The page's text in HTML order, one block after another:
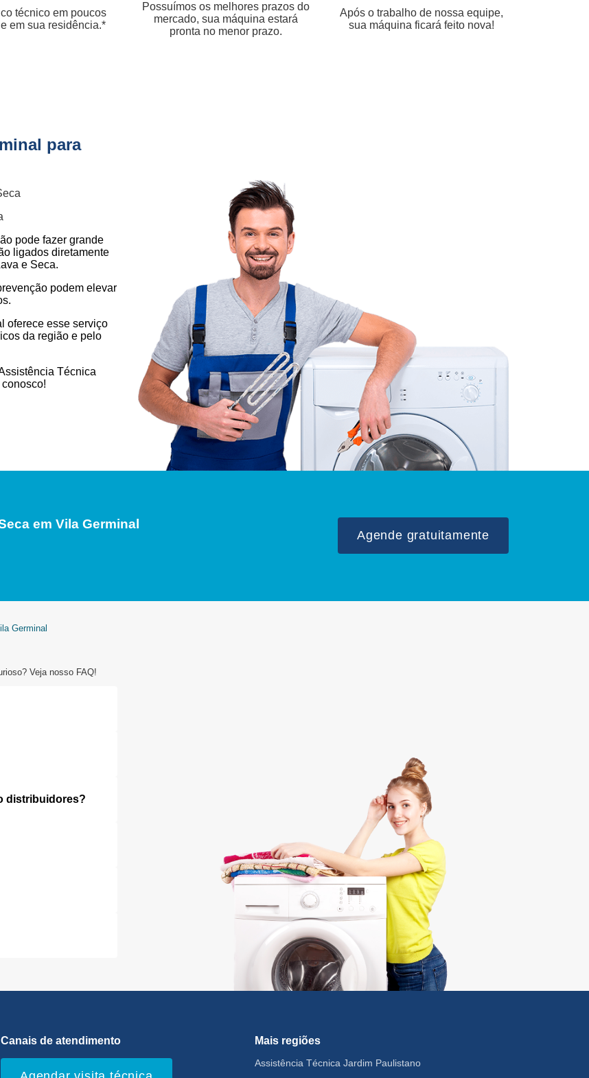
técnico em poucos
em sua residência.*
Possuímos os melhores prazos do
mercado, sua máquina estará
pronta no menor prazo.
Após o trabalho de nossa equipe,
sua máquina ficará feito nova!
para
pode fazer grande
ligados diretamente
e Seca.
podem elevar
oferece esse serviço
da região e pelo
Técnica
em Vila Germinal
Agende gratuitamente
Germinal
Veja nosso FAQ!
distribuidores?
Canais de atendimento Mais regiões
Assistência Técnica Jardim Paulistano